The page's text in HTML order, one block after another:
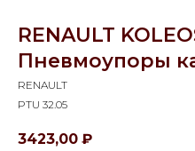
RENAULT
Пневмоупоры
RENAULT
PTU 32.05
3423,00 ₽